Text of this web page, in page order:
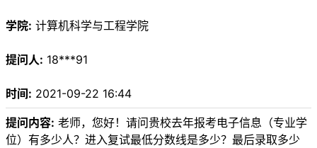
学院: 计算机科学与工程学院
提问人: 18***91
时间: 2021-09-22 16:44
提问内容: 老师，您好！请问贵校去年报考电子信息（专业学
位）有多少人？进入复试最低分数线是多少？最后录取多少